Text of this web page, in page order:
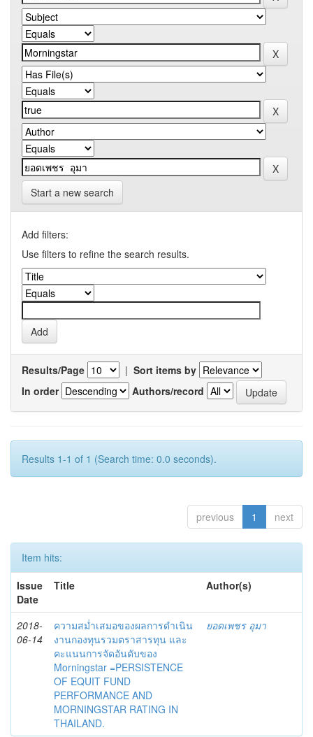
Start a new search
Add filters:
Use filters to refine the search results.
Results/Page | Sort items by
In order
Authors/record
Results 1-1 of 1 (Search time: 0.0 seconds).
previous 1 next
Item hits:
Issue
Date
Title Author(s)
2018-
06-14
ความสม่ำเสมอของผลการดำเนิน
งานกองทุนรวมตราสารทุน และ
คะแนนการจัดอันดับของ
Morningstar =PERSISTENCE
OF EQUIT FUND
PERFORMANCE AND
MORNINGSTAR RATING IN
THAILAND.
ยอดเพชร อุมา